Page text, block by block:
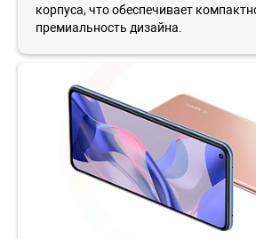
корпуса, что обеспечивает
премиальность дизайна.